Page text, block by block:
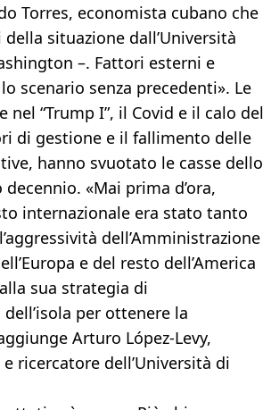
Torres, economista cubano che
della situazione dall’Università
–. Fattori esterni e
scenario senza precedenti». Le
nel “Trump I”, il Covid e il calo del
di gestione e il fallimento delle
hanno svuotato le casse dello
«Mai prima d’ora,
internazionale era stato tanto
dell’Amministrazione
e del resto dell’America
sua strategia di
per ottenere la
Arturo López-Levy,
ricercatore dell’Università di